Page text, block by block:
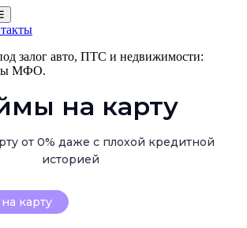
залог авто, ПТС и недвижимости:
МФО.
на карту
от 0% даже с плохой кредитной
историей
карту